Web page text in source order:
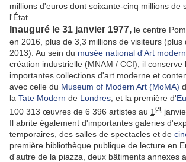
millions d'euros dont soixante-cinq millions de
l'État.
Inauguré le 31 janvier 1977, le centre
en 2016, plus de 3,3 millions de visiteurs (plus
2013). Au sein du musée national d'Art
création industrielle (MNAM / CCI), il conserve
importantes collections d'art moderne et
avec celle du Museum of Modern Art (MoMA)
la Tate Modern de Londres , et la première d'
100 313 œuvres de 6 396 artistes au 1 er
Il abrite également d'importantes galeries
temporaires, des salles de spectacles et de
première bibliothèque publique de lecture en
d'autre de la piazza, deux bâtiments annexes